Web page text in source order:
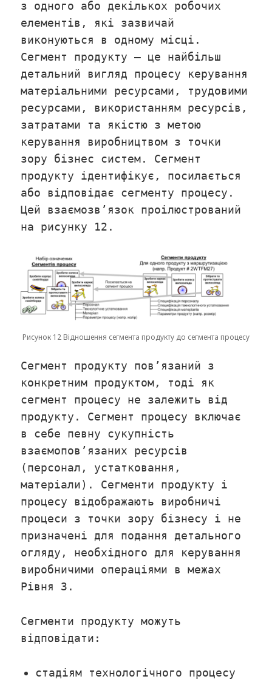
з одного або декількох робочих
елементів, які зазвичай
виконуються в одному місці.
Сегмент продукту – це найбільш
детальний вигляд процесу керування
матеріальними ресурсами, трудовими
ресурсами, використанням ресурсів,
затратами та якістю з метою
керування виробництвом з точки
зору бізнес систем. Сегмент
продукту ідентифікує, посилається
або відповідає сегменту процесу.
Цей взаємозв’язок проілюстрований
на рисунку 12.
Рисунок 12 Відношення сегмента продукту до сегмента процесу
Сегмент продукту пов’язаний з
конкретним продуктом, тоді як
сегмент процесу не залежить від
продукту. Сегмент процесу включає
в себе певну сукупність
взаємопов’язаних ресурсів
(персонал, устатковання,
матеріали). Сегменти продукту і
процесу відображають виробничі
процеси з точки зору бізнесу і не
призначені для подання детального
огляду, необхідного для керування
виробничими операціями в межах
Рівня 3.
Сегменти продукту можуть
відповідати:
стадіям технологічного процесу